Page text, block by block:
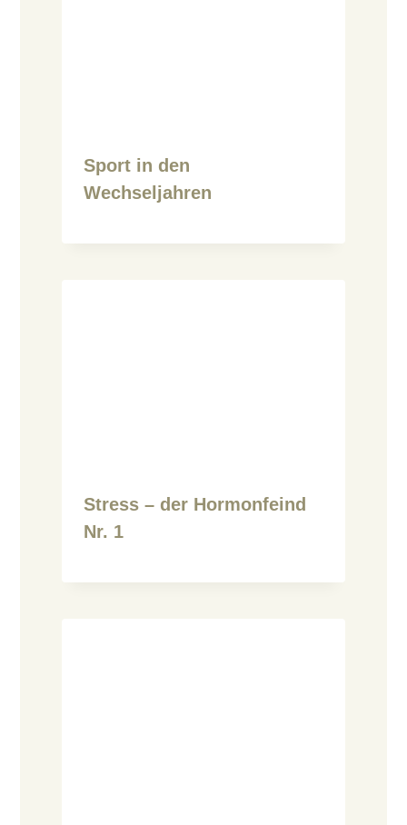
Sport in den
Wechseljahren
Stress – der Hormonfeind
Nr. 1